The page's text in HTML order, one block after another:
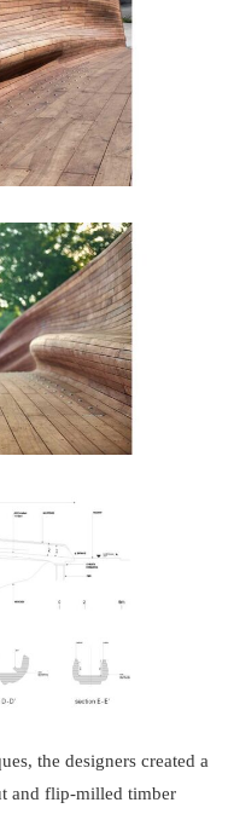
the designers created a
and flip-milled timber